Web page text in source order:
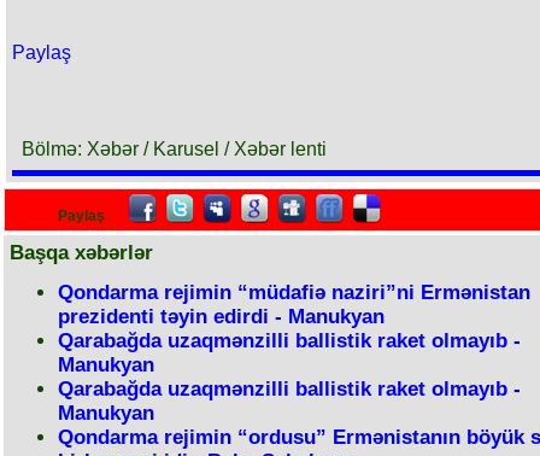
Paylaş
Bölmə: Xəbər / Karusel / Xəbər lenti
Paylaş
Başqa xəbərlər
Qondarma rejimin “müdafiə naziri”ni Ermənistan
prezidenti təyin edirdi - Manukyan
Qarabağda uzaqmənzilli ballistik raket olmayıb -
Manukyan
Qarabağda uzaqmənzilli ballistik raket olmayıb -
Manukyan
Qondarma rejimin “ordusu” Ermənistanın böyük